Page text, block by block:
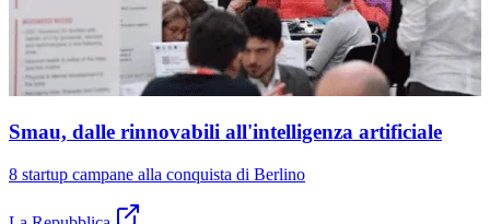
Smau, dalle rinnovabili all'intelligenza artificiale
8 startup campane alla conquista di Berlino